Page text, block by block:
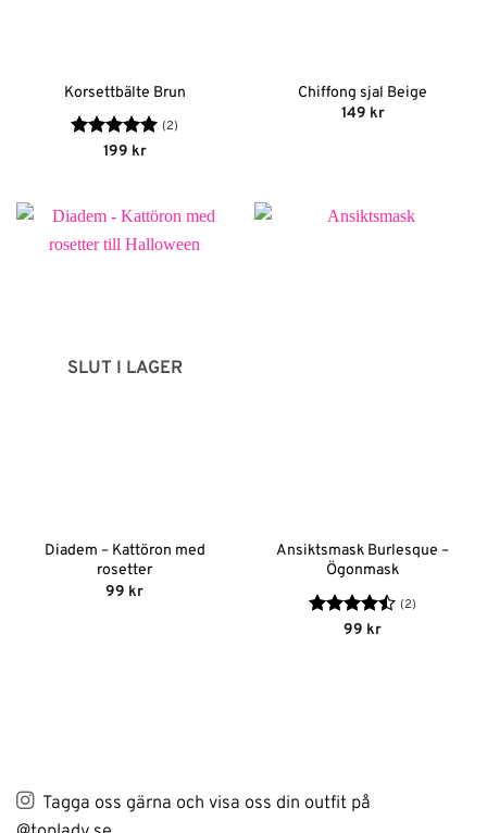
Korsettbälte Brun
Betygsatt5
(2)
199 kr
Chiffong sjal Beige
149 kr
SLUT I LAGER
Diadem – Kattöron med
rosetter
99 kr
Ansiktsmask Burlesque –
Ögonmask
Betygsatt
(2)
99 kr
Tagga oss gärna och visa oss din outfit på